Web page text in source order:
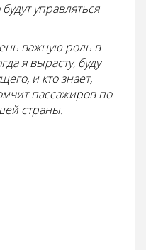
управляться
важную роль в
я вырасту, буду
и кто знает,
пассажиров по
страны.